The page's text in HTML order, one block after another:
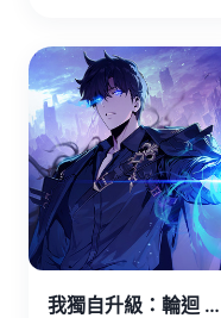
我獨自升級：輪迴 代儲值